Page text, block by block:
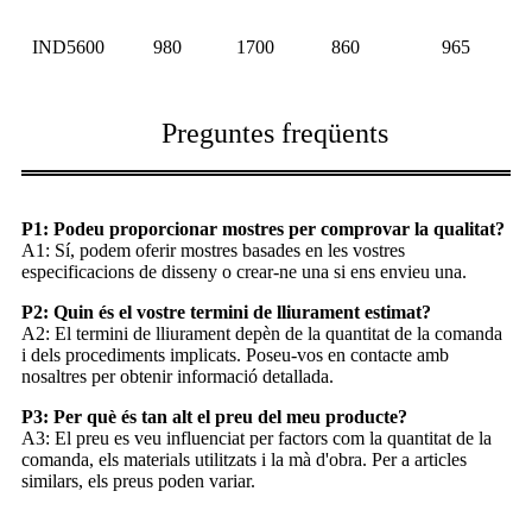
IND5600 980 1700 860 965
Preguntes freqüents
P1: Podeu proporcionar mostres per comprovar la qualitat?
A1: Sí, podem oferir mostres basades en les vostres
especificacions de disseny o crear-ne una si ens envieu una.
P2: Quin és el vostre termini de lliurament estimat?
A2: El termini de lliurament depèn de la quantitat de la comanda
i dels procediments implicats. Poseu-vos en contacte amb
nosaltres per obtenir informació detallada.
P3: Per què és tan alt el preu del meu producte?
A3: El preu es veu influenciat per factors com la quantitat de la
comanda, els materials utilitzats i la mà d'obra. Per a articles
similars, els preus poden variar.